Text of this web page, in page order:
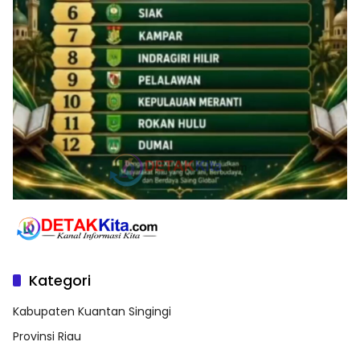
Kategori
Kabupaten Kuantan Singingi
Provinsi Riau